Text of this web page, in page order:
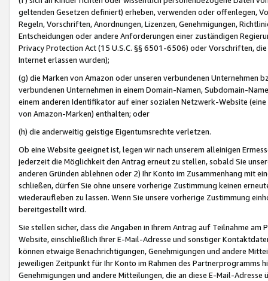
geltenden Gesetzen definiert) erheben, verwenden oder offenlegen,
Regeln, Vorschriften, Anordnungen, Lizenzen, Genehmigungen,
Entscheidungen oder andere Anforderungen einer zuständigen
Privacy Protection Act (15 U.S.C. §§ 6501-6506) oder Vorschriften,
Internet erlassen wurden);
(g) die Marken von Amazon oder unseren verbundenen Unternehmen
verbundenen Unternehmen in einem Domain-Namen, Subdomain-
einem anderen Identifikator auf einer sozialen Netzwerk-Website
von Amazon-Marken) enthalten; oder
(h) die anderweitig geistige Eigentumsrechte verletzen.
Ob eine Website geeignet ist, legen wir nach unserem alleinigen
jederzeit die Möglichkeit den Antrag erneut zu stellen, sobald Sie
anderen Gründen ablehnen oder 2) Ihr Konto im Zusammenhang mit
schließen, dürfen Sie ohne unsere vorherige Zustimmung keinen
wiederaufleben zu lassen. Wenn Sie unsere vorherige Zustimmung
bereitgestellt wird.
Sie stellen sicher, dass die Angaben in Ihrem Antrag auf Teilnahme
Website, einschließlich Ihrer E-Mail-Adresse und sonstiger
können etwaige Benachrichtigungen, Genehmigungen und andere
jeweiligen Zeitpunkt für Ihr Konto im Rahmen des Partnerprogramms
Genehmigungen und andere Mitteilungen, die an diese E-Mail-